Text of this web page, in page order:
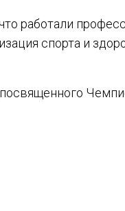
работали
спорта и